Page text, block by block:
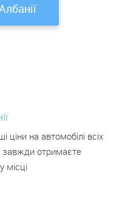
ціни на автомобілі всіх
завжди отримаєте
місці